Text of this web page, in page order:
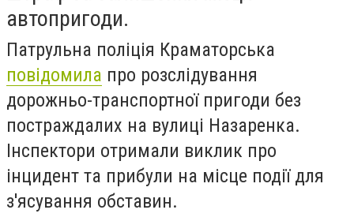
автопригоди.
Патрульна поліція Краматорська
повідомила про розслідування
дорожньо-транспортної пригоди без
постраждалих на вулиці Назаренка.
Інспектори отримали виклик про
інцидент та прибули на місце події для
з'ясування обставин.